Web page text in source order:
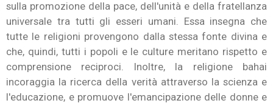
sulla promozione della pace, dell'unità e della fratellanza
universale tra tutti gli esseri umani. Essa insegna che
tutte le religioni provengono dalla stessa fonte divina e
che, quindi, tutti i popoli e le culture meritano rispetto e
comprensione reciproci. Inoltre, la religione bahai
incoraggia la ricerca della verità attraverso la scienza e
l'educazione, e promuove l'emancipazione delle donne e